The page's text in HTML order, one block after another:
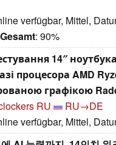
verfügbar, Mittel,
Gesamt: 90%
14″
процесора AMD
графікою
RU
RU→DE
verfügbar, Mittel,